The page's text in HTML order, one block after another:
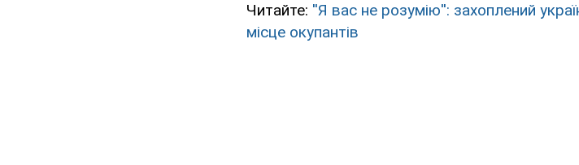
Читайте: ''Я вас не розумію'': захоплений
місце окупантів